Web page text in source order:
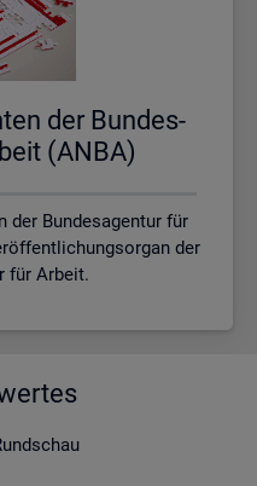
der Bun­des­
(ANBA)
der Bundesagentur für
der
für Arbeit.